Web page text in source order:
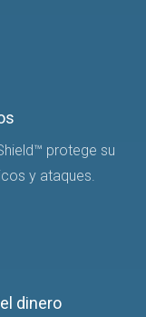
protege su
y ataques.
dinero